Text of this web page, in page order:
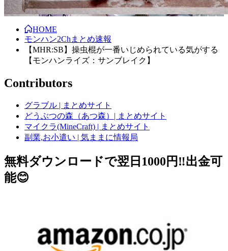
HOME
モンハン2Chまとめ速報
【MHR:SB】操虫棍が一番いじめられている気がする
【モンハンライズ：サンブレイク】
Contributors
グラブル | まとめサイト
どうぶつの森（あつ森）| まとめサイト
マイクラ(MineCraft) | まとめサイト
副業,お小遣い | 気ままに情報局
無料ダウンロードで翌日1000円‼️出金可
能😊